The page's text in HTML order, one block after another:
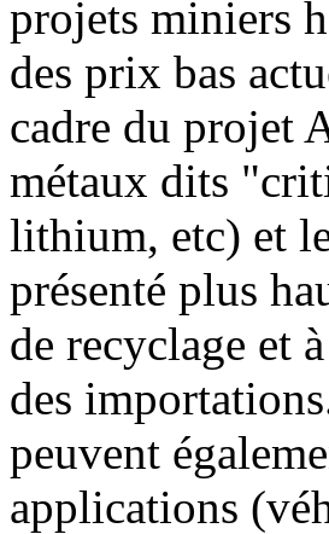
projets miniers
des prix bas
cadre du projet
métaux dits
lithium, etc) et
présenté plus
de recyclage et
des
peuvent
applications